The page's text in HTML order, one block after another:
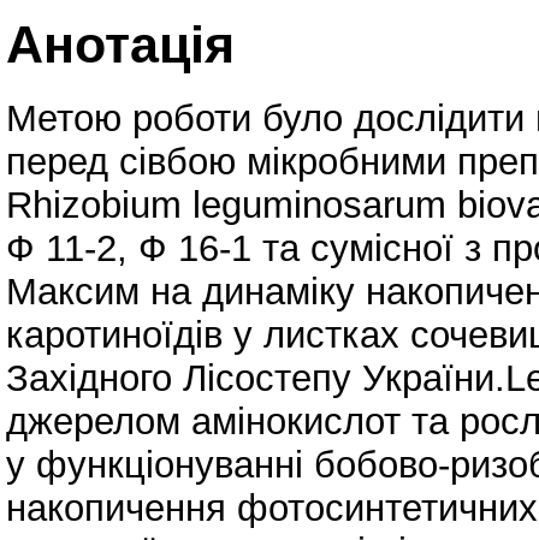
Анотація
Метою роботи було
перед сівбою мікробними
Rhizobium leguminosarum
Ф 11-2, Ф 16-1 та сумісної з
Максим на динаміку
каротиноїдів у листках
Західного Лісостепу
джерелом амінокислот та
у функціонуванні бобово-
накопичення фотосинтетичних